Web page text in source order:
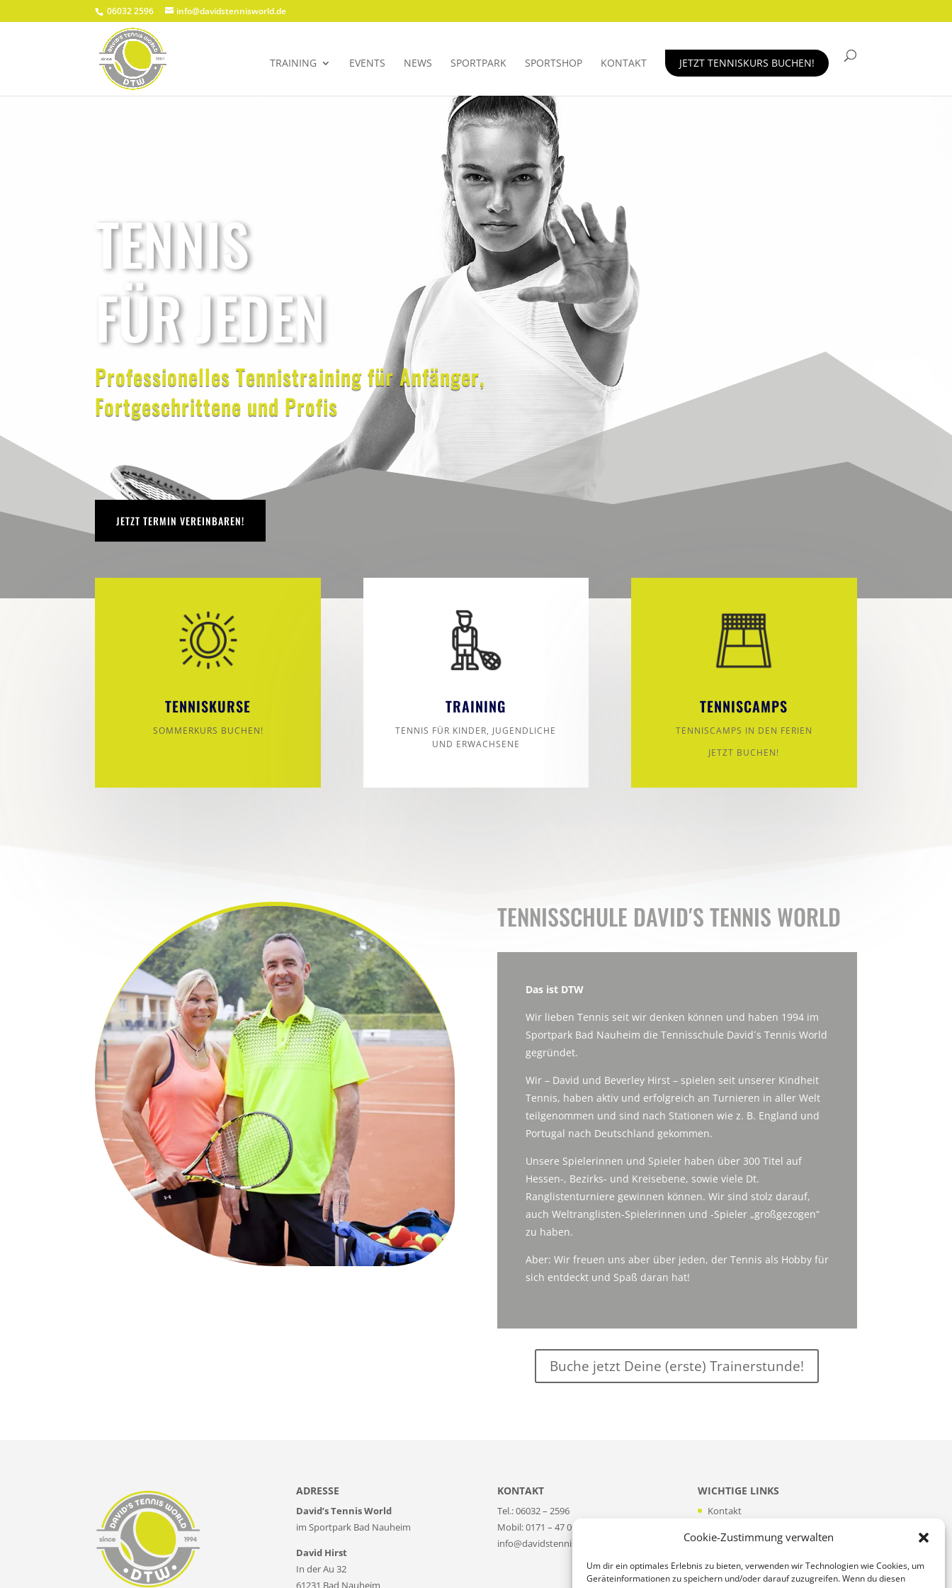
Cookie-Zustimmung verwalten
Um dir ein optimales Erlebnis zu bieten, verwenden wir Technologien wie Cookies, um
Geräteinformationen zu speichern und/oder darauf zuzugreifen. Wenn du diesen
06032 2596 info@davidstennisworld.de
TRAINING EVENTS NEWS SPORTPARK SPORTSHOP KONTAKT JETZT TENNISKURS BUCHEN!
TENNIS
FÜR JEDEN
Professionelles Tennistraining für Anfänger,
Fortgeschrittene und Profis
JETZT TERMIN VEREINBAREN!
TENNISKURSE
SOMMERKURS BUCHEN!
TRAINING
TENNIS FÜR KINDER, JUGENDLICHE
UND ERWACHSENE
TENNISCAMPS
TENNISCAMPS IN DEN FERIEN
JETZT BUCHEN!
TENNISSCHULE DAVID′S TENNIS WORLD
Das ist DTW
Wir lieben Tennis seit wir denken können und haben 1994 im
Sportpark Bad Nauheim die Tennisschule David´s Tennis World
gegründet.
Wir – David und Beverley Hirst – spielen seit unserer Kindheit
Tennis, haben aktiv und erfolgreich an Turnieren in aller Welt
teilgenommen und sind nach Stationen wie z. B. England und
Portugal nach Deutschland gekommen.
Unsere Spielerinnen und Spieler haben über 300 Titel auf
Hessen-, Bezirks- und Kreisebene, sowie viele Dt.
Ranglistenturniere gewinnen können. Wir sind stolz darauf,
auch Weltranglisten-Spielerinnen und -Spieler „großgezogen“
zu haben.
Aber: Wir freuen uns aber über jeden, der Tennis als Hobby für
sich entdeckt und Spaß daran hat!
Buche jetzt Deine (erste) Trainerstunde!
ADRESSE
David’s Tennis World
im Sportpark Bad Nauheim
David Hirst
In der Au 32
61231 Bad Nauheim
KONTAKT
Tel.: 06032 – 2596
Mobil: 0171 – 47 00 696
info@davidstennisworld.de
WICHTIGE LINKS
Kontakt
Impressum
Cookie-Richtlinie (EU)